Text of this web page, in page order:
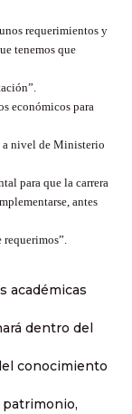
requerimientos y
tenemos que
económicos para
a nivel de Ministerio
para que la carrera
antes
requerimos”.
académicas
dentro del
conocimiento